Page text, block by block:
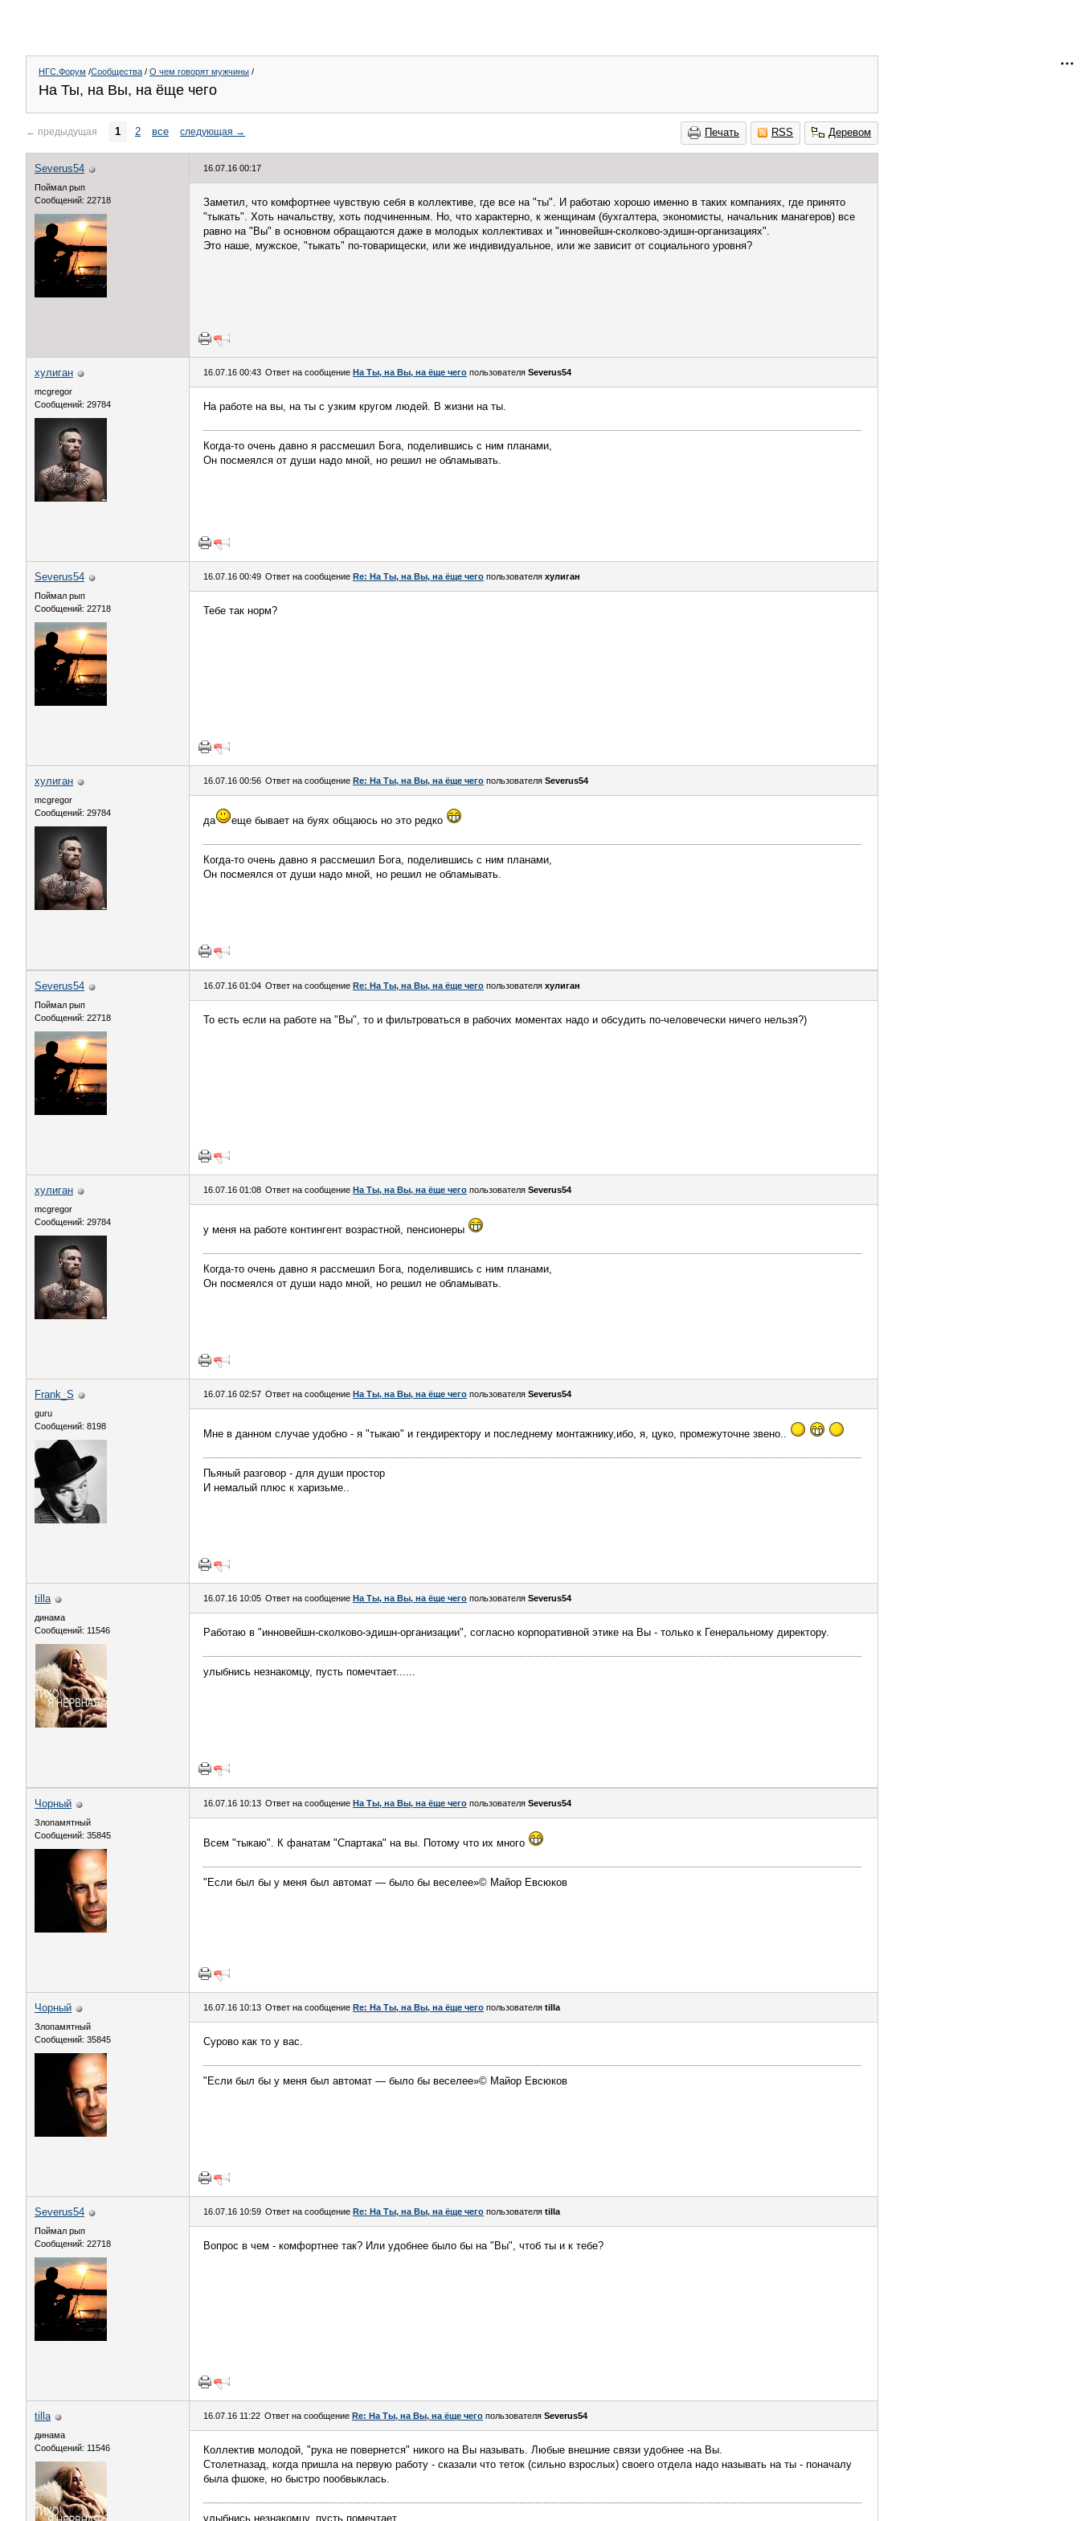
НГС.Форум /Сообщества / О чем говорят мужчины /
На Ты, на Вы, на ёще чего
Печать RSS Деревом
← предыдущая 1 2 все следующая →
Severus54
Поймал рып
Сообщений: 22718
16.07.16 00:17
Заметил, что комфортнее чувствую себя в коллективе, где все на "ты". И работаю хорошо именно в таких компаниях, где принято
"тыкать". Хоть начальству, хоть подчиненным. Но, что характерно, к женщинам (бухгалтера, экономисты, начальник манагеров) все
равно на "Вы" в основном обращаются даже в молодых коллективах и "инновейшн-сколково-эдишн-организациях".
Это наше, мужское, "тыкать" по-товарищески, или же индивидуальное, или же зависит от социального уровня?
хулиган
mcgregor
Сообщений: 29784
16.07.16 00:43 Ответ на сообщение На Ты, на Вы, на ёще чего пользователя Severus54
На работе на вы, на ты с узким кругом людей. В жизни на ты.
Когда-то очень давно я рассмешил Бога, поделившись с ним планами,
Он посмеялся от души надо мной, но решил не обламывать.
Severus54
Поймал рып
Сообщений: 22718
16.07.16 00:49 Ответ на сообщение Re: На Ты, на Вы, на ёще чего пользователя хулиган
Тебе так норм?
хулиган
mcgregor
Сообщений: 29784
16.07.16 00:56 Ответ на сообщение Re: На Ты, на Вы, на ёще чего пользователя Severus54
да еще бывает на буях общаюсь но это редко
Когда-то очень давно я рассмешил Бога, поделившись с ним планами,
Он посмеялся от души надо мной, но решил не обламывать.
Severus54
Поймал рып
Сообщений: 22718
16.07.16 01:04 Ответ на сообщение Re: На Ты, на Вы, на ёще чего пользователя хулиган
То есть если на работе на "Вы", то и фильтроваться в рабочих моментах надо и обсудить по-человечески ничего нельзя?)
хулиган
mcgregor
Сообщений: 29784
16.07.16 01:08 Ответ на сообщение На Ты, на Вы, на ёще чего пользователя Severus54
у меня на работе контингент возрастной, пенсионеры
Когда-то очень давно я рассмешил Бога, поделившись с ним планами,
Он посмеялся от души надо мной, но решил не обламывать.
Frank_S
guru
Сообщений: 8198
16.07.16 02:57 Ответ на сообщение На Ты, на Вы, на ёще чего пользователя Severus54
Мне в данном случае удобно - я "тыкаю" и гендиректору и последнему монтажнику,ибо, я, цуко, промежуточне звено..
Пьяный разговор - для души простор
И немалый плюс к харизьме..
tilla
динама
Сообщений: 11546
16.07.16 10:05 Ответ на сообщение На Ты, на Вы, на ёще чего пользователя Severus54
Работаю в "инновейшн-сколково-эдишн-организации", согласно корпоративной этике на Вы - только к Генеральному директору.
улыбнись незнакомцу, пусть помечтает......
Чорный
Злопамятный
Сообщений: 35845
16.07.16 10:13 Ответ на сообщение На Ты, на Вы, на ёще чего пользователя Severus54
Всем "тыкаю". К фанатам "Спартака" на вы. Потому что их много
"Если был бы у меня был автомат — было бы веселее»© Майор Евсюков
Чорный
Злопамятный
Сообщений: 35845
16.07.16 10:13 Ответ на сообщение Re: На Ты, на Вы, на ёще чего пользователя tilla
Сурово как то у вас.
"Если был бы у меня был автомат — было бы веселее»© Майор Евсюков
Severus54
Поймал рып
Сообщений: 22718
16.07.16 10:59 Ответ на сообщение Re: На Ты, на Вы, на ёще чего пользователя tilla
Вопрос в чем - комфортнее так? Или удобнее было бы на "Вы", чтоб ты и к тебе?
tilla
динама
Сообщений: 11546
16.07.16 11:22 Ответ на сообщение Re: На Ты, на Вы, на ёще чего пользователя Severus54
Коллектив молодой, "рука не повернется" никого на Вы называть. Любые внешние связи удобнее -на Вы.
Столетназад, когда пришла на первую работу - сказали что теток (сильно взрослых) своего отдела надо называть на ты - поначалу
была фшоке, но быстро пообвыклась.
улыбнись незнакомцу, пусть помечтает......